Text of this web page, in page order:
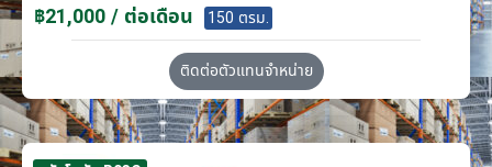
฿21,000 / ต่อเดือน 150 ตรม.
ติดต่อตัวแทนจำหน่าย